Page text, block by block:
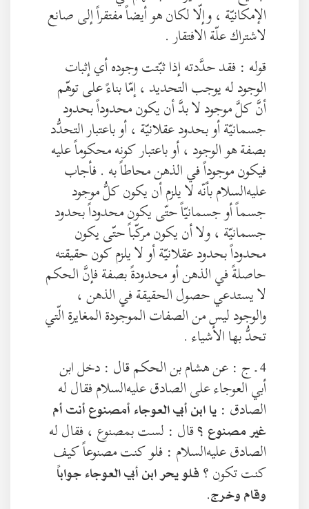
الإمكانيّة ، وإلّا لكان هو أيضاً مفتقراً إلى صانع
لاشتراك علّة الافتقار .
قوله : فقد حدَّدته إذا ثبّتت وجوده أي إثبات
الوجود له يوجب التحديد ، إمّا بناءً على توهّم
أنَّ كلَّ موجود لا بدَّ أن يكون محدوداً بحدود
جسمانيّة أو بحدود عقلانيّة ، أو باعتبار التحدُّد
بصفة هو الوجود ، أو باعتبار كونه محكوماً عليه
فيكون موجوداً في الذهن محاطاً به . فأجاب
عليه‌السلام بأنّه لا يلزم أن يكون كلُّ موجود
جسماً أو جسمانيّاً حتّى يكون محدوداً بحدود
جسمانيّة ، ولا أن يكون مركّباً حتّى يكون
محدوداً بحدود عقلانيّة أو لا يلزم كون حقيقته
حاصلةً في الذهن أو محدودةً بصفة فإنَّ الحكم
لا يستدعي حصول الحقيقة في الذهن ،
والوجود ليس من الصفات الموجودة المغايرة الّتي
تحدُّ بها الأشياء .
4 ـ ج : عن هشام بن الحكم قال : دخل ابن
أبي العوجاء على الصادق عليه‌السلام فقال له
الصادق :يا ابن أبي العوجاء أمصنوع أنت أم
غير مصنوع ؟قال : لست بمصنوع ، فقال له
الصادق عليه‌السلام : فلو كنت مصنوعاً كيف
كنت تكون ؟فلو يحر ابن أبي العوجاء جواباً
وقام وخرج.